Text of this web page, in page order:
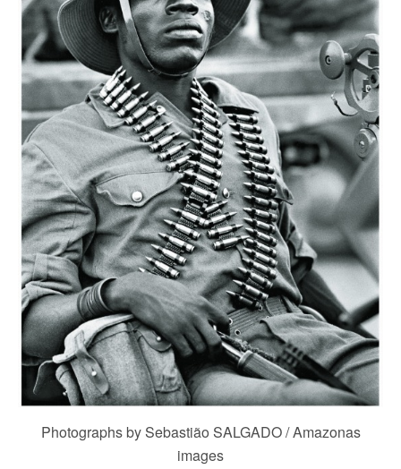
Photographs by Sebastião SALGADO / Amazonas
images